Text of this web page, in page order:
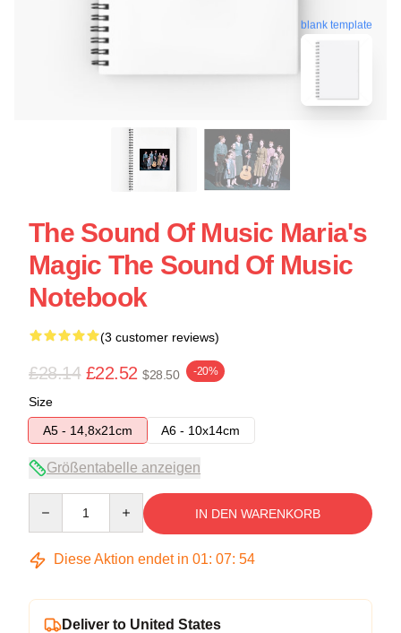
blank template
The Sound Of Music Maria's
Magic The Sound Of Music
Notebook
(3 customer reviews)
£28.14 £22.52 $28.50 -20%
Size
A5 - 14,8x21cm
A6 - 10x14cm
Größentabelle anzeigen
IN DEN WARENKORB
Diese Aktion endet in 01: 07: 53
Deliver to United States